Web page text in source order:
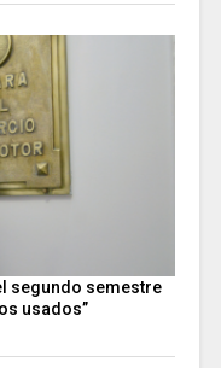
segundo semestre
usados”